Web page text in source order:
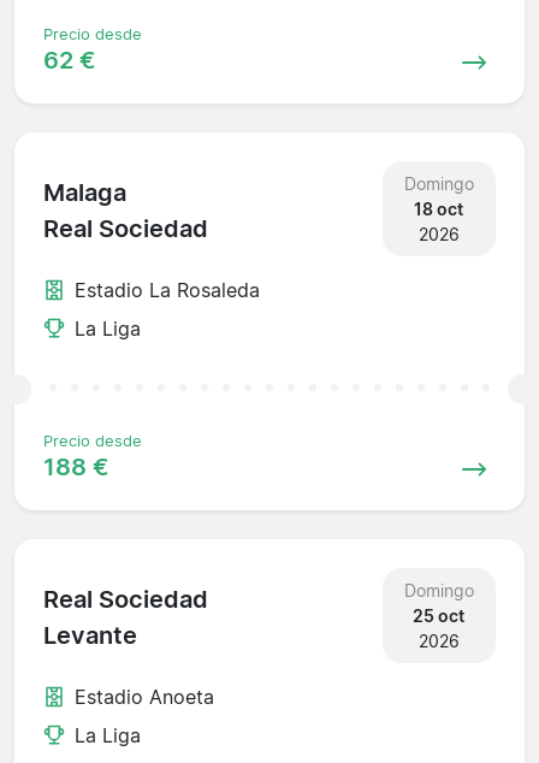
Precio desde
62 €
Malaga
Real Sociedad
Domingo
18 oct
2026
Estadio La Rosaleda
La Liga
Precio desde
188 €
Real Sociedad
Levante
Domingo
25 oct
2026
Estadio Anoeta
La Liga